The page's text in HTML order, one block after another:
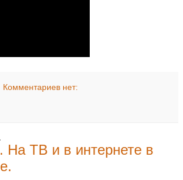
Комментариев нет:
ТВ и в интернете в